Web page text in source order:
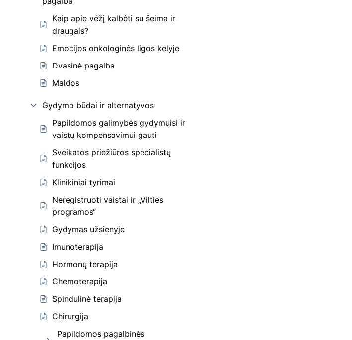
Kaip apie vėžį kalbėti su šeima ir
draugais?
Emocijos onkologinės ligos kelyje
Dvasinė pagalba
Maldos
Gydymo būdai ir alternatyvos
Papildomos galimybės gydymuisi ir
vaistų kompensavimui gauti
Sveikatos priežiūros specialistų
funkcijos
Klinikiniai tyrimai
Neregistruoti vaistai ir „Vilties
programos“
Gydymas užsienyje
Imunoterapija
Hormonų terapija
Chemoterapija
Spindulinė terapija
Chirurgija
Papildomos pagalbinės